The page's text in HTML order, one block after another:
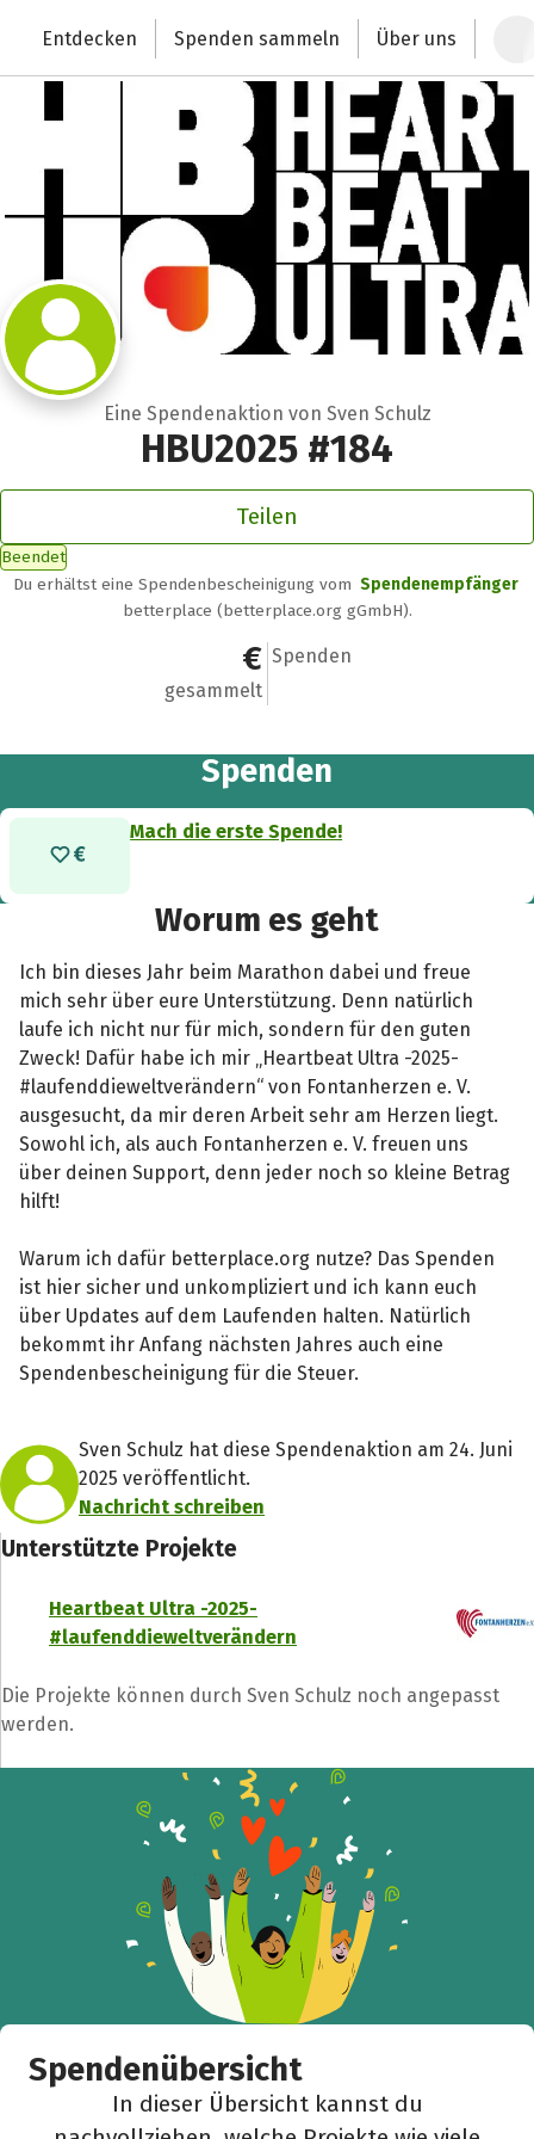
Deutschlands größte Spendenplattform
Entdecken Spenden sammeln Über uns
Eine Spendenaktion von Sven Schulz
HBU2025 #184
Teilen
Beendet
Du erhältst eine Spendenbescheinigung vom Spendenempfänger
betterplace (betterplace.org gGmbH).
0 €
gesammelt
0
Spenden
Spenden
Mach die erste Spende!
Worum es geht
Ich bin dieses Jahr beim Marathon dabei und freue
mich sehr über eure Unterstützung. Denn natürlich
laufe ich nicht nur für mich, sondern für den guten
Zweck! Dafür habe ich mir „Heartbeat Ultra -2025-
#laufenddieweltverändern“ von Fontanherzen e. V.
ausgesucht, da mir deren Arbeit sehr am Herzen liegt.
Sowohl ich, als auch Fontanherzen e. V. freuen uns
über deinen Support, denn jeder noch so kleine Betrag
hilft!
Warum ich dafür betterplace.org nutze? Das Spenden
ist hier sicher und unkompliziert und ich kann euch
über Updates auf dem Laufenden halten. Natürlich
bekommt ihr Anfang nächsten Jahres auch eine
Spendenbescheinigung für die Steuer.
Sven Schulz hat diese Spendenaktion am 24. Juni
2025 veröffentlicht.
Nachricht schreiben
Unterstützte Projekte
Heartbeat Ultra -2025-
#laufenddieweltverändern
Die Projekte können durch Sven Schulz noch angepasst
werden.
Spendenübersicht
In dieser Übersicht kannst du